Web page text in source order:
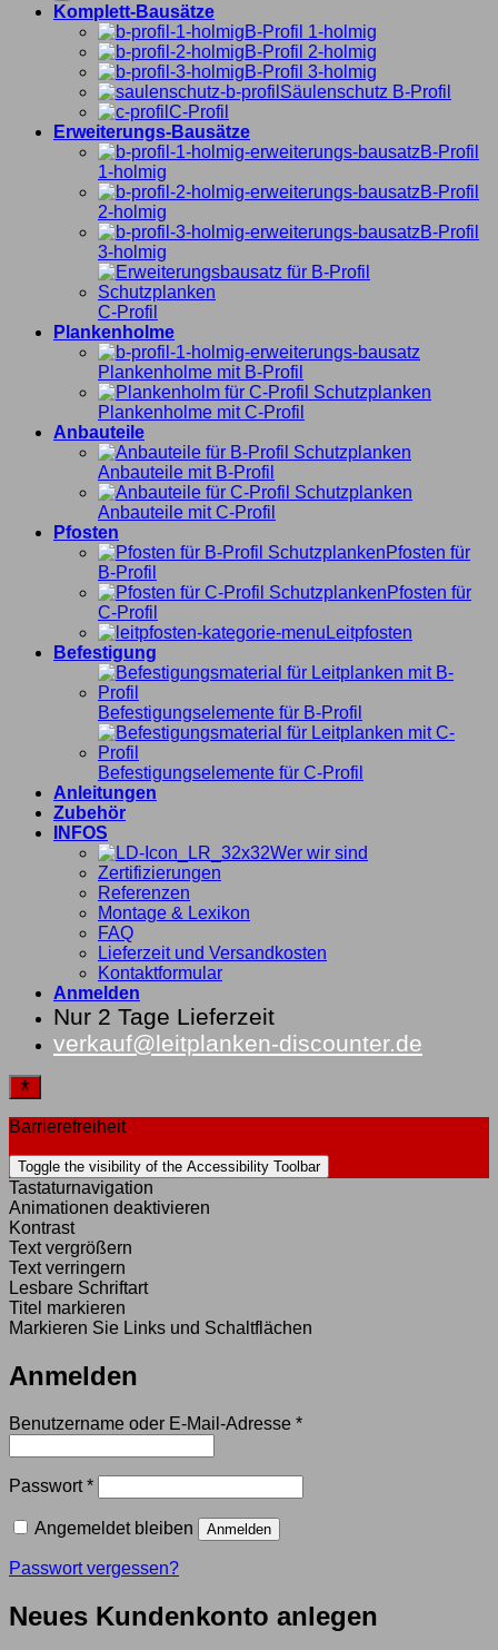
Komplett-Bausätze
B-Profil 1-holmig
B-Profil 2-holmig
B-Profil 3-holmig
Säulenschutz B-Profil
C-Profil
Erweiterungs-Bausätze
B-Profil
1-holmig
B-Profil
2-holmig
B-Profil
3-holmig
C-Profil
Plankenholme
Plankenholme mit B-Profil
Plankenholme mit C-Profil
Anbauteile
Anbauteile mit B-Profil
Anbauteile mit C-Profil
Pfosten
Pfosten für
B-Profil
Pfosten für
C-Profil
Leitpfosten
Befestigung
Befestigungselemente für B-Profil
Befestigungselemente für C-Profil
Anleitungen
Zubehör
INFOS
Wer wir sind
Zertifizierungen
Referenzen
Montage & Lexikon
FAQ
Lieferzeit und Versandkosten
Kontaktformular
Anmelden
Nur 2 Tage Lieferzeit
verkauf@leitplanken-discounter.de
Barrierefreiheit
Toggle the visibility of the Accessibility Toolbar
Tastaturnavigation
Animationen deaktivieren
Kontrast
Text vergrößern
Text verringern
Lesbare Schriftart
Titel markieren
Markieren Sie Links und Schaltflächen
Anmelden
Benutzername oder E-Mail-Adresse *Erforderlich
Passwort*Erforderlich
Angemeldet bleiben Anmelden
Passwort vergessen?
Neues Kundenkonto anlegen